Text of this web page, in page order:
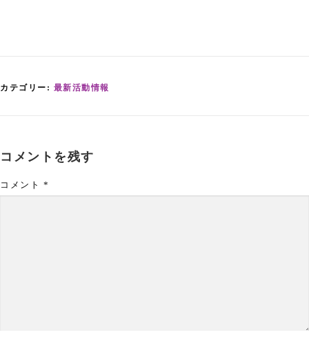
カテゴリー: 最新活動情報
コメントを残す
コメント *